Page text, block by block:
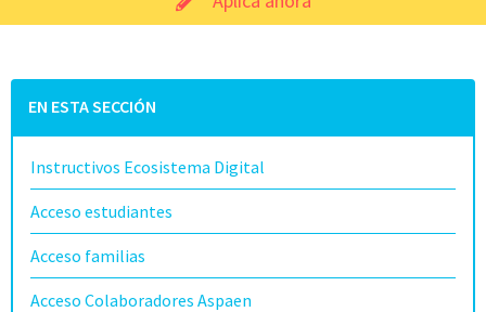
EN ESTA SECCIÓN
Instructivos Ecosistema Digital
Acceso estudiantes
Acceso familias
Acceso Colaboradores Aspaen